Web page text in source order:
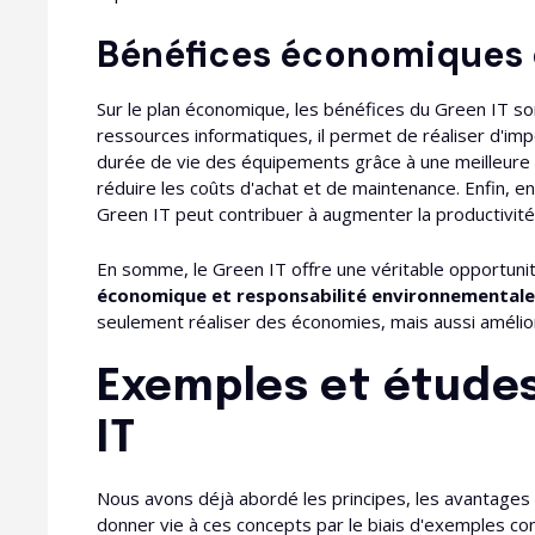
Bénéfices économiques
Sur le plan économique, les bénéfices du Green IT
ressources informatiques, il permet de réaliser
durée de vie des équipements grâce à une
réduire les coûts d'achat et de maintenance. Enfin,
Green IT peut contribuer à augmenter la
En somme, le Green IT offre une véritable
économique et responsabilité environnementale
seulement réaliser des économies, mais aussi
Exemples et
IT
Nous avons déjà abordé les principes, les
donner vie à ces concepts par le biais d'exemples